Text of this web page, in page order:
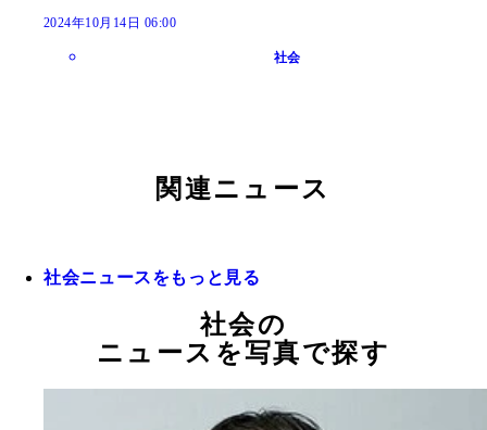
2024年10月14日 06:00
社会
関連ニュース
社会ニュースをもっと見る
社会の
ニュースを写真で探す